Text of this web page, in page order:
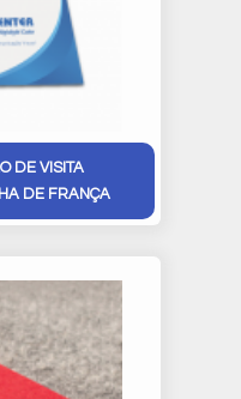
DE VISITA
DE FRANÇA